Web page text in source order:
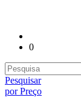
0
Pesquisar
por Preço